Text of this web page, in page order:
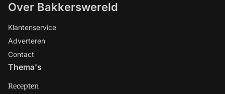
Over Bakkerswereld
Klantenservice
Adverteren
Contact
Thema's
Recepten